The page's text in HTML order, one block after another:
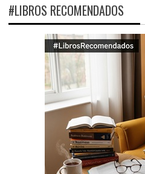
#LIBROS RECOMENDADOS